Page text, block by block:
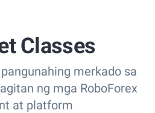
Classes
merkado sa
ng mga RoboForex
at platform